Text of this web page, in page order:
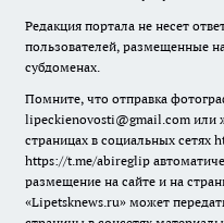
Редакция портала не несет
пользователей, размещенные
субдоменах.
Помните, что отправка
lipeckienovosti@gmail.com или
страницах в социальных сетях
https://t.me/abireglip
размещение на сайте и на
«Lipetsknews.ru» может